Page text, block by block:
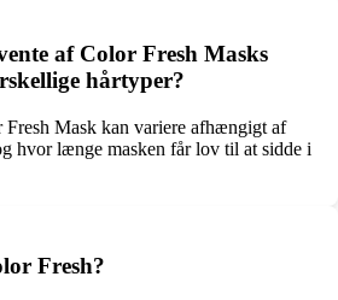
af Color Fresh Masks
hårtyper?
Mask kan variere afhængigt af
hvor længe masken får lov til at sidde i
Fresh?